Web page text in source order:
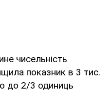
чисельність
показник в 3 тис.
до 2/3 одиниць